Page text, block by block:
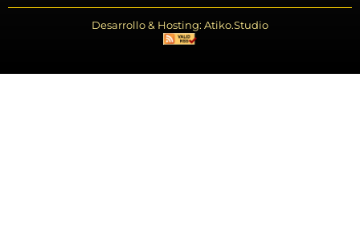
Desarrollo & Hosting: Atiko.Studio